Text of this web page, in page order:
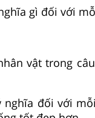
gì đối với
vật trong
đối với